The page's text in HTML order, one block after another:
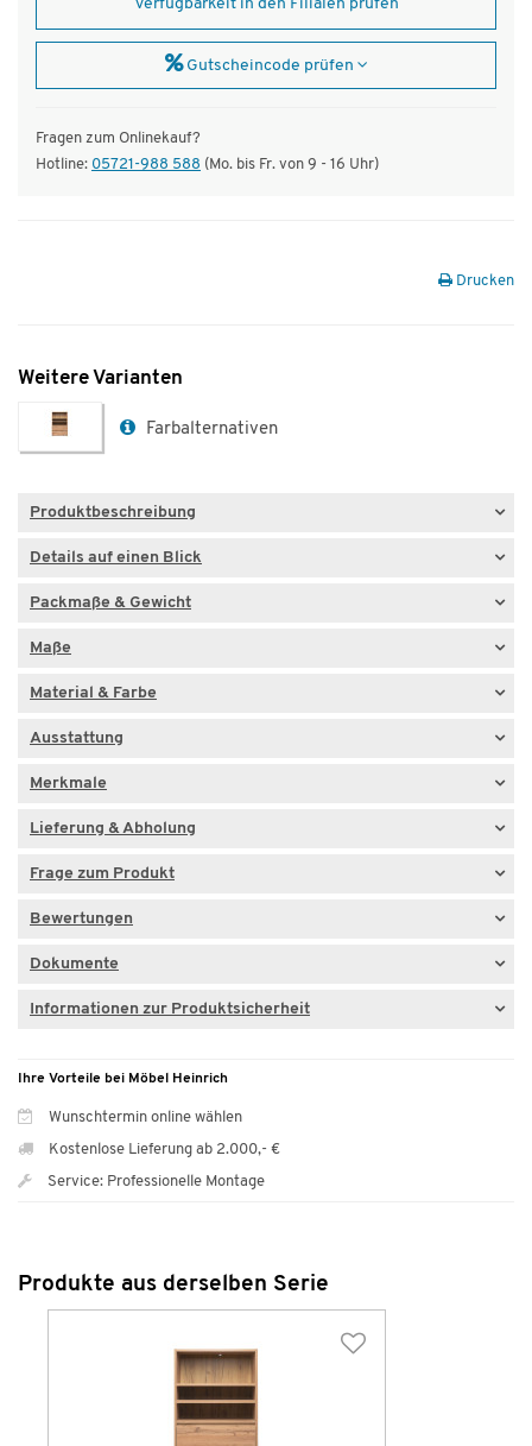
Verfügbarkeit in den Filialen prüfen
Gutscheincode prüfen
Fragen zum Onlinekauf?
Hotline: 05721-988 588 (Mo. bis Fr. von 9 - 16 Uhr)
Drucken
Weitere Varianten
Farbalternativen
Produktbeschreibung
Details auf einen Blick
Packmaße & Gewicht
Maße
Material & Farbe
Ausstattung
Merkmale
Lieferung & Abholung
Frage zum Produkt
Bewertungen
Dokumente
Informationen zur Produktsicherheit
Ihre Vorteile bei Möbel Heinrich
Wunschtermin online wählen
Kostenlose Lieferung ab 2.000,- €
Service: Professionelle Montage
Produkte aus derselben Serie